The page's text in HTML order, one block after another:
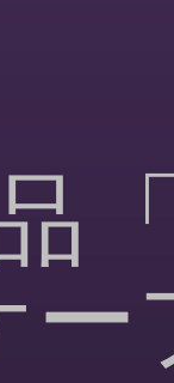
「
ー